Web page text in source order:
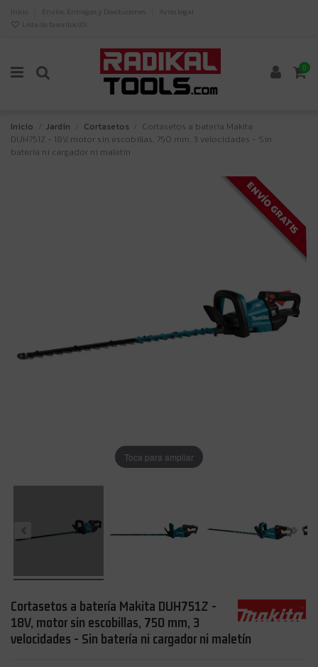
Inicio Envíos, Entregas y Devoluciones
Aviso legal
Lista de favoritos ( 0)
0
Inicio Jardín Cortasetos
Cortasetos a batería Makita
DUH751Z - 18V, motor sin escobillas, 750 mm, 3 velocidades - Sin
batería ni cargador ni maletín
ENVÍO GRATIS
Toca para ampliar
Cortasetos a batería Makita DUH751Z -
18V, motor sin escobillas, 750 mm, 3
velocidades - Sin batería ni cargador ni maletín